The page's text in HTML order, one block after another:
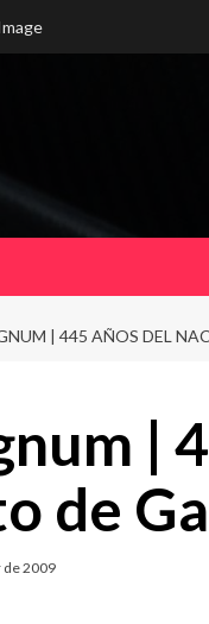
| 445 AÑOS DEL
|
de
de 2009